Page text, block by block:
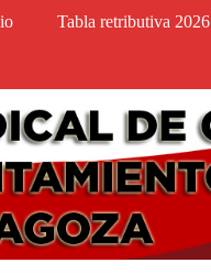
Tabla retributiva 2026